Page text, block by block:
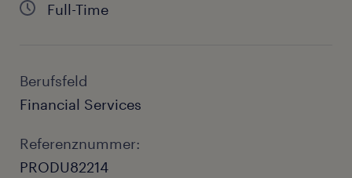
Full-Time
Berufsfeld
Financial Services
Referenznummer:
PRODU82214